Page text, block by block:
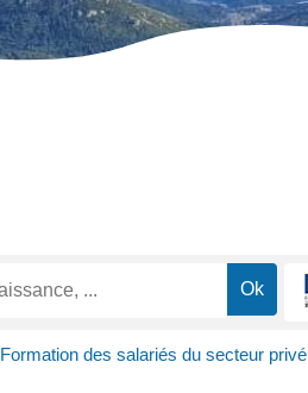
Formation des salariés du secteur privé